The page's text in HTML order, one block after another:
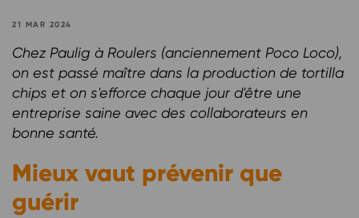
21 MAR 2024
Chez Paulig à Roulers (anciennement Poco Loco),
on est passé maître dans la production de tortilla
chips et on s'efforce chaque jour d'être une
entreprise saine avec des collaborateurs en
bonne santé.
Mieux vaut prévenir que
guérir